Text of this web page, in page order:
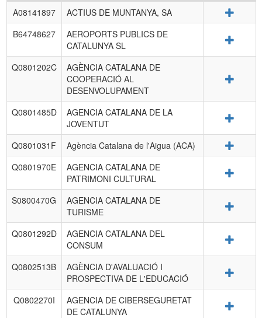
Listado
de
entidades
A08141897
ACTIUS DE MUNTANYA, SA
B64748627
AEROPORTS PUBLICS DE
CATALUNYA SL
Q0801202C
AGÈNCIA CATALANA DE
COOPERACIÓ AL
DESENVOLUPAMENT
Q0801485D
AGENCIA CATALANA DE LA
JOVENTUT
Q0801031F Agència Catalana de l'Aigua (ACA)
Q0801970E
AGENCIA CATALANA DE
PATRIMONI CULTURAL
S0800470G
AGENCIA CATALANA DE
TURISME
Q0801292D
AGENCIA CATALANA DEL
CONSUM
Q0802513B
AGÈNCIA D'AVALUACIÓ I
PROSPECTIVA DE L'EDUCACIÓ
Q0802270I
AGENCIA DE CIBERSEGURETAT
DE CATALUNYA